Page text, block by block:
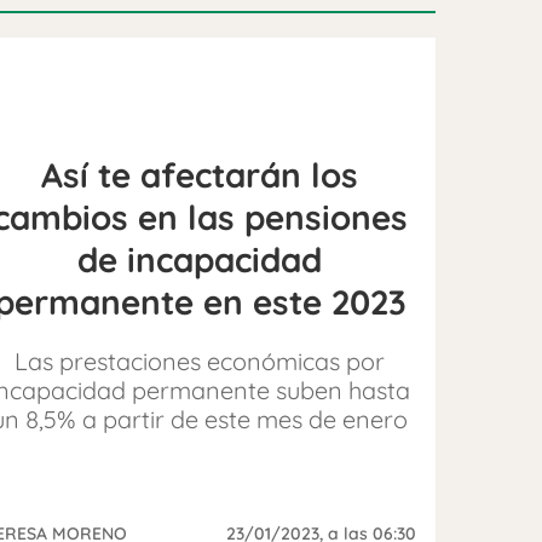
Así te afectarán los
en las pensiones
de incapacidad
en este 2023
Las prestaciones económicas por
permanente suben hasta
8,5% a partir de este mes de enero
MORENO 23/01/2023, a las 06:30